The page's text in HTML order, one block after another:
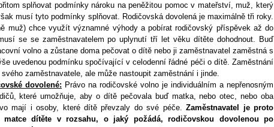
splňovat podmínky nároku na peněžitou pomoc v mateřství, muž, který
musí tyto podmínky splňovat. Rodičovská dovolená je maximálně tři roky.
muž) chce využít významné výhody a pobírat rodičovský příspěvek až do
se se zaměstnavatelem po uplynutí tří let věku dítěte dohodnout. Buď
volno a zůstane doma pečovat o dítě nebo ji zaměstnavatel zaměstná s
uvedenou podmínku spočívající v celodenní řádné péči o dítě. Zaměstnání
zaměstnavatele, ale může nastoupit zaměstnání i jinde.
dovolené: Právo na rodičovské volno je individuálním a nepřenosným
které umožňuje, aby o dítě pečovala buď matka, nebo otec, nebo oba
mají i osoby, které dítě převzaly do své péče.Zaměstnavatel je proto
matce dítěte v rozsahu, o jaký požádá, rodičovskou dovolenou po